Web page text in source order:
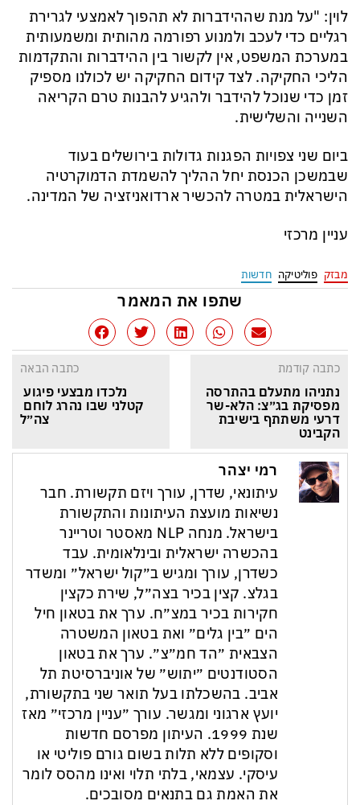
לוין: "על מנת שההידברות לא תהפוך לאמצעי לגרירת
רגליים כדי לעכב ולמנוע רפורמה מהותית ומשמעותית
במערכת המשפט, אין לקשור בין ההידברות והתקדמות
הליכי החקיקה. לצד קידום החקיקה יש לכולנו מספיק
זמן כדי שנוכל להידבר ולהגיע להבנות טרם הקריאה
השנייה והשלישית.
ביום שני צפויות הפגנות גדולות בירושלים בעוד
שבמשכן הכנסת יחל ההליך להשמדת הדמוקרטיה
הישראלית במטרה להכשיר ארדואניזציה של המדינה.
עניין מרכזי
מבזק פוליטיקה חדשות
שתפו את המאמר
כתבה קודמת
נתניהו מתעלם בהתרסה
מפסיקת בג״צ: הלא-שר
דרעי משתתף בישיבת
הקבינט
כתבה הבאה
נלכדו מבצעי פיגוע
קטלני שבו נהרג לוחם
צה״ל
רמי יצהר
עיתונאי, שדרן, עורך ויזם תקשורת. חבר
נשיאות מועצת העיתונות והתקשורת
בישראל. מנחה NLP מאסטר וטריינר
בהכשרה ישראלית ובינלאומית. עבד
כשדרן, עורך ומגיש ב״קול ישראל״ ומשדר
בגלצ. קצין בכיר בצה״ל, שירת כקצין
חקירות בכיר במצ״ח. ערך את בטאון חיל
הים ״בין גלים״ ואת בטאון המשטרה
הצבאית ״הד חמ״צ״. ערך את בטאון
הסטודנטים ״יתוש״ של אוניברסיטת תל
אביב. בהשכלתו בעל תואר שני בתקשורת,
יועץ ארגוני ומגשר. עורך ״עניין מרכזי״ מאז
שנת 1999. העיתון מפרסם חדשות
וסקופים ללא תלות בשום גורם פוליטי או
עיסקי. עצמאי, בלתי תלוי ואינו מהסס לומר
את האמת גם בתנאים מסובכים.